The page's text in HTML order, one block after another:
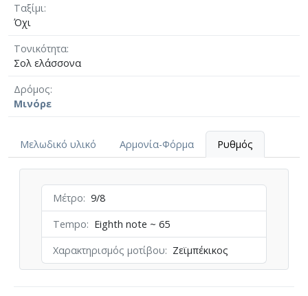
Ταξίμι
Όχι
Τονικότητα
Σολ ελάσσονα
Δρόμος
Μινόρε
Μελωδικό υλικό Αρμονία-Φόρμα Ρυθμός
Μέτρο
9/8
Tempo
Eighth note ~ 65
Χαρακτηρισμός μοτίβου
Ζεϊμπέκικος